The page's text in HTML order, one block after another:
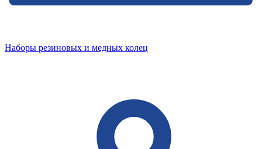
Наборы резиновых и медных колец